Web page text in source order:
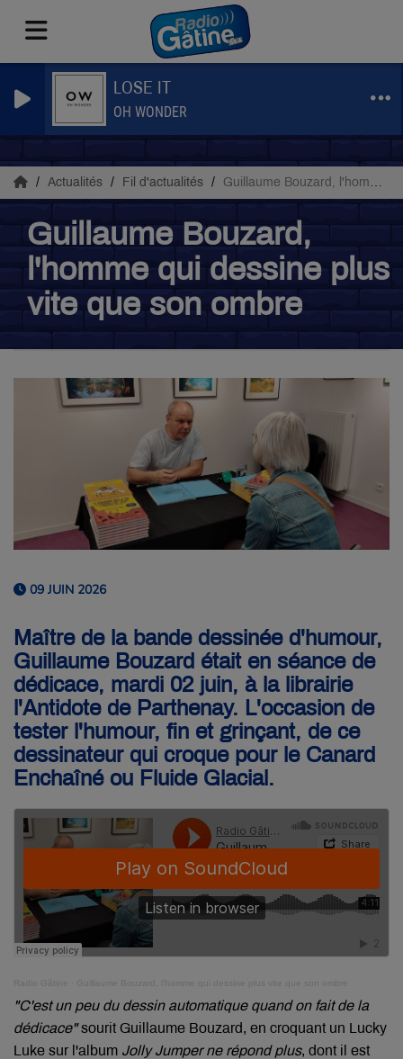
LOSE IT
OH WONDER
Actualités Fil d'actualités Guillaume Bouzard, l'homme qui dessine plus vite que son ombre
Guillaume Bouzard,
l'homme qui dessine plus
vite que son ombre
09 JUIN 2026
Maître de la bande dessinée d'humour,
Guillaume Bouzard était en séance de
dédicace, mardi 02 juin, à la librairie
l'Antidote de Parthenay. L'occasion de
tester l'humour, fin et grinçant, de ce
dessinateur qui croque pour le Canard
Enchaîné ou Fluide Glacial.
Radio Gâtine Guillaume Bouzard, l'homme qui dessine plus vite que son ombre
"C'est un peu du dessin automatique quand on fait de la
dédicace"sourit Guillaume Bouzard, en croquant un Lucky
Luke sur l'album Jolly Jumper ne répond plus, dont il est